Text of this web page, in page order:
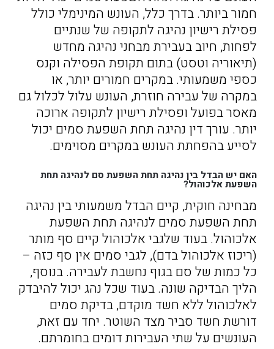
חמור ביותר. בדרך כלל, העונש המינימלי כולל
פסילת רישיון נהיגה לתקופה של שנתיים
לפחות, חיוב בעבירת מבחני נהיגה מחדש
(תיאוריה וטסט) בתום תקופת הפסילה וקנס
כספי משמעותי. במקרים חמורים יותר, או
במקרה של עבירה חוזרת, העונש עלול לכלול גם
מאסר בפועל ופסילת רישיון לתקופה ארוכה
יותר. עורך דין נהיגה תחת השפעת סמים יכול
לסייע בהפחתת העונש במקרים מסוימים.
האם יש הבדל בין נהיגה תחת השפעת סם לנהיגה תחת
השפעת אלכוהול?
מבחינה חוקית, קיים הבדל משמעותי בין נהיגה
תחת השפעת סמים לנהיגה תחת השפעת
אלכוהול. בעוד שלגבי אלכוהול קיים סף מותר
(ריכוז אלכוהול בדם), לגבי סמים אין סף כזה –
כל כמות של סם בגוף נחשבת לעבירה. בנוסף,
הליך הבדיקה שונה. בעוד שכל נהג יכול להיבדק
לאלכוהול ללא חשד מוקדם, בדיקת סמים
דורשת חשד סביר מצד השוטר. יחד עם זאת,
העונשים על שתי העבירות דומים בחומרתם.